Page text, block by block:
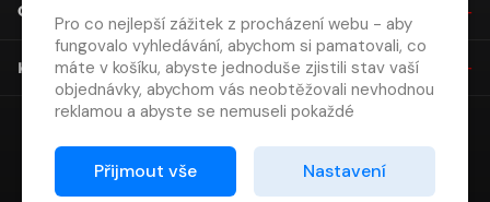
O SPOLEČNOSTI
KONTAKT
Pro co nejlepší zážitek z procházení webu - aby
fungovalo vyhledávání, abychom si pamatovali, co
máte v košíku, abyste jednoduše zjistili stav vaší
objednávky, abychom vás neobtěžovali nevhodnou
reklamou a abyste se nemuseli pokaždé
Proto od vás potřebujeme souhlas se
zpracováním souborů cookies
Přijmout vše Nastavení